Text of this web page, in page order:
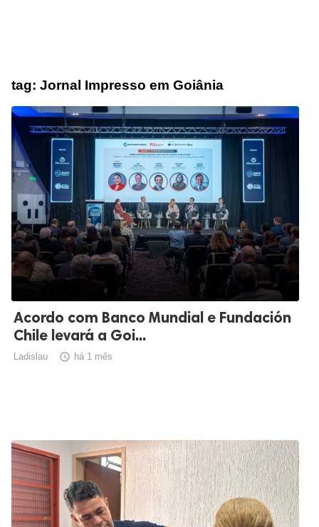
tag: Jornal Impresso em Goiânia
Acordo com Banco Mundial e Fundación
Chile levará a Goi...
Ladislau  há 1 mês